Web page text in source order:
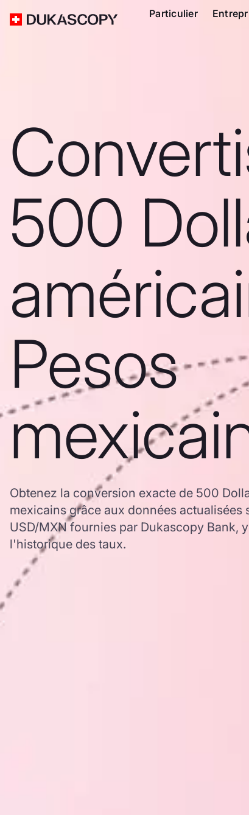
Particulier
500
Pesos
Obtenez la conversion exacte de 500
mexicains grâce aux données actualisées
USD/MXN fournies par Dukascopy Bank,
l'historique des taux.